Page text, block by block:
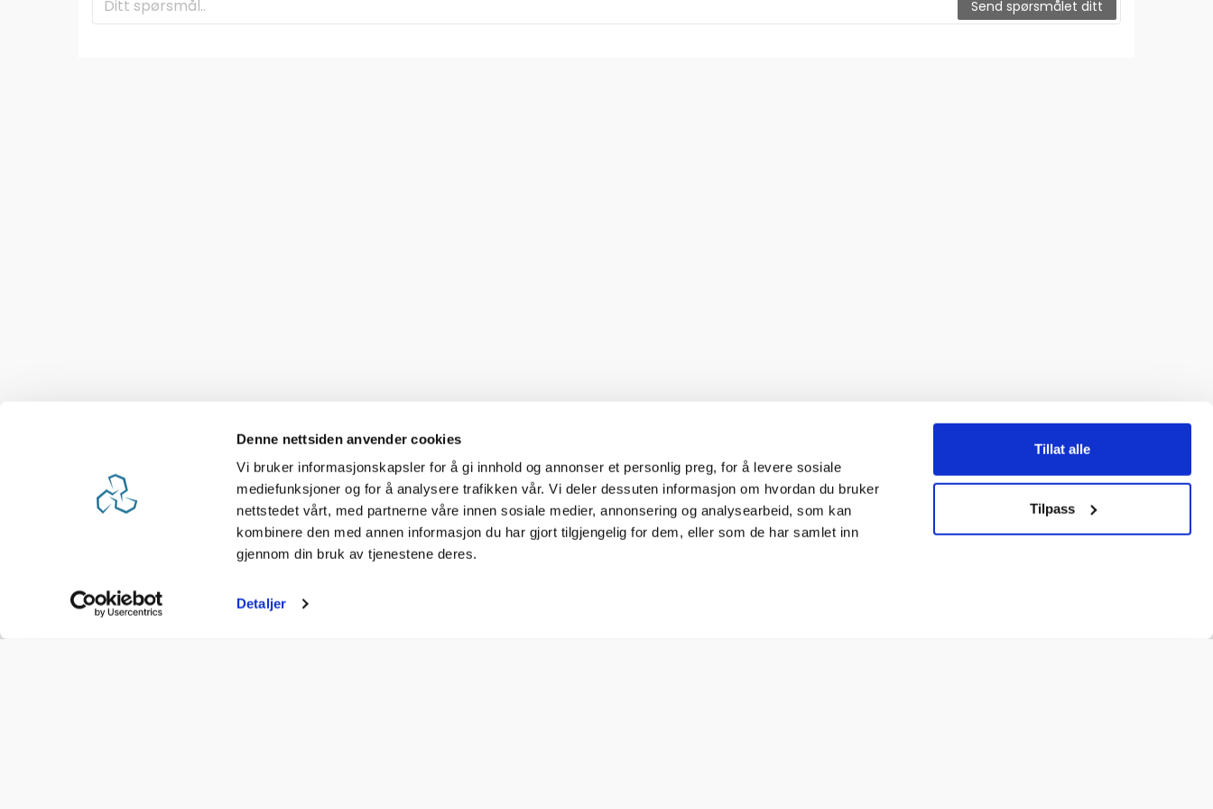
Denne nettsiden anvender cookies
Vi bruker informasjonskapsler for å gi innhold og annonser et personlig preg, for å levere sosiale
mediefunksjoner og for å analysere trafikken vår. Vi deler dessuten informasjon om hvordan du bruker
nettstedet vårt, med partnerne våre innen sosiale medier, annonsering og analysearbeid, som kan
kombinere den med annen informasjon du har gjort tilgjengelig for dem, eller som de har samlet inn
gjennom din bruk av tjenestene deres.
Detaljer
Tillat alle
Tilpass
Send spørsmålet ditt